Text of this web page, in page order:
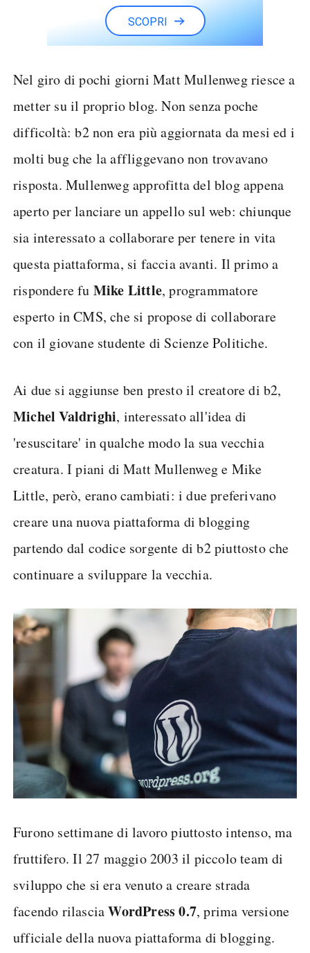
SCOPRI
Nel giro di pochi giorni Matt Mullenweg riesce a
metter su il proprio blog. Non senza poche
difficoltà: b2 non era più aggiornata da mesi ed i
molti bug che la affliggevano non trovavano
risposta. Mullenweg approfitta del blog appena
aperto per lanciare un appello sul web: chiunque
sia interessato a collaborare per tenere in vita
questa piattaforma, si faccia avanti. Il primo a
rispondere fu Mike Little, programmatore
esperto in CMS, che si propose di collaborare
con il giovane studente di Scienze Politiche.
Ai due si aggiunse ben presto il creatore di b2,
Michel Valdrighi, interessato all'idea di
'resuscitare' in qualche modo la sua vecchia
creatura. I piani di Matt Mullenweg e Mike
Little, però, erano cambiati: i due preferivano
creare una nuova piattaforma di blogging
partendo dal codice sorgente di b2 piuttosto che
continuare a sviluppare la vecchia.
Furono settimane di lavoro piuttosto intenso, ma
fruttifero. Il 27 maggio 2003 il piccolo team di
sviluppo che si era venuto a creare strada
facendo rilasciaWordPress 0.7, prima versione
ufficiale della nuova piattaforma di blogging.